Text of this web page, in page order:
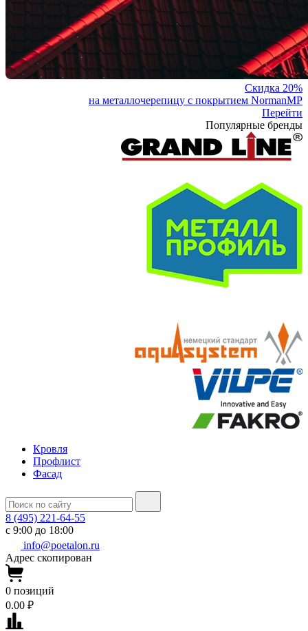
Скидка 20%
на металлочерепицу с покрытием NormanMP
Перейти
Популярные бренды
Кровля
Профлист
Фасад
8 (495) 221-64-55
с 9:00 до 18:00
info@poetalon.ru
Адрес скопирован
0 позиций
0.00 ₽